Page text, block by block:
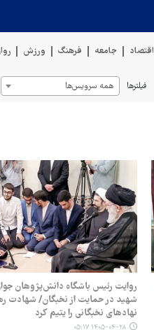
اقتصاد جامعه فرهنگ ورزش
فیلترها همه سرویس‌ها
روایت رئیس باشگاه دانش‌پژوهان
شهید در حمایت از نخبگان/ شهادت
نهادهای نخبگانی را یتیم کرد
۱۴۰۵-۰۴-۲۸ ۰۵:۱۷